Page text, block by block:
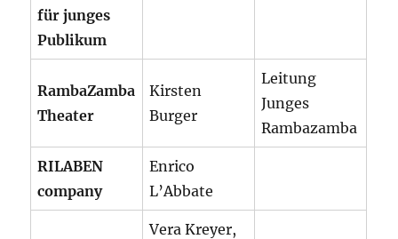
für junges
Publikum
RambaZamba
Theater
Kirsten
Burger
Leitung
Junges
Rambazamba
RILABEN
company
Enrico
L’Abbate
Vera Kreyer,